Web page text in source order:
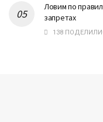
Ловим по
запретах
138